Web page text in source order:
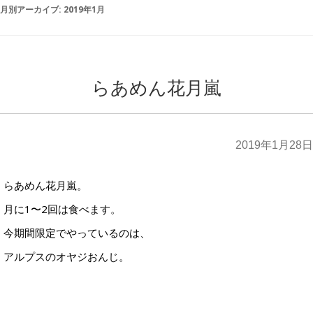
月別アーカイブ: 2019年1月
らあめん花月嵐
2019年1月28日
らあめん花月嵐。
月に1〜2回は食べます。
今期間限定でやっているのは、
アルプスのオヤジおんじ。